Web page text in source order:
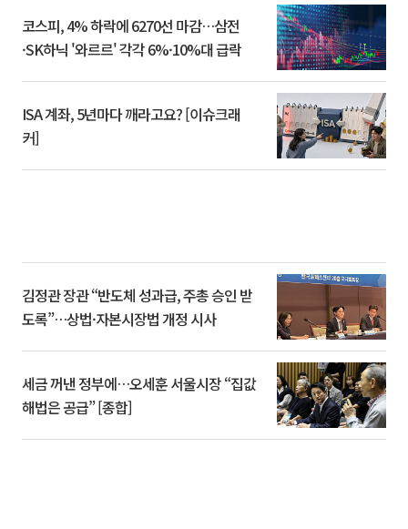
코스피, 4% 하락에 6270선 마감…삼전
·SK하닉 '와르르' 각각 6%·10%대 급락
ISA 계좌, 5년마다 깨라고요? [이슈크래
커]
김정관 장관 “반도체 성과급, 주총 승인 받
도록”…상법·자본시장법 개정 시사
세금 꺼낸 정부에…오세훈 서울시장 “집값
해법은 공급” [종합]